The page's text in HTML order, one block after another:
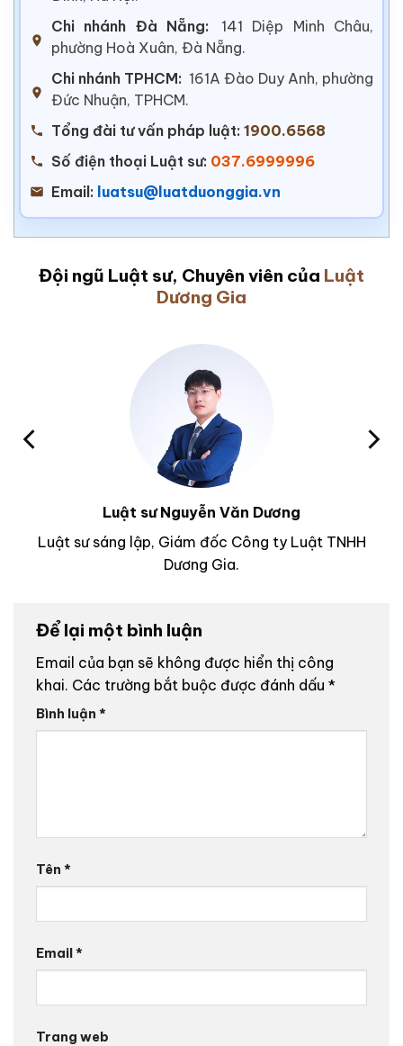
Chi nhánh Đà Nẵng:
141 Diệp Minh Châu,
phường Hoà Xuân, Đà Nẵng.
Chi nhánh TPHCM: 161A Đào Duy Anh, phường
Đức Nhuận, TPHCM.
Tổng đài tư vấn pháp luật: 1900.6568
Số điện thoại Luật sư: 037.6999996
Email: luatsu@luatduonggia.vn
Đội ngũ Luật sư, Chuyên viên của Luật
Dương Gia
Luật sư Nguyễn Văn Dương
Luật sư sáng lập, Giám đốc Công ty Luật TNHH
Dương Gia.
Để lại một bình luận
Email của bạn sẽ không được hiển thị công
khai. Các trường bắt buộc được đánh dấu *
Bình luận *
Tên *
Email*
Trang web